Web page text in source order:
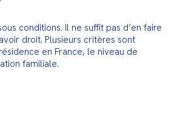
conditions. Il ne suffit pas d’en faire
droit. Plusieurs critères sont
en France, le niveau de
familiale.